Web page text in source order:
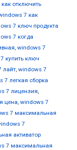
отключить
7 как
7 ключ продукта
7 когда
, windows 7
купить ключ
лайт, windows 7
7 легкая сборка
7 лицензия,
цена, windows 7
7 максимальная
7
активатор
7 максимальная